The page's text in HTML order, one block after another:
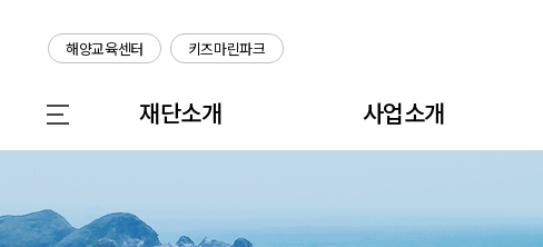
해양교육센터 키즈마린파크
재단소개 사업소개